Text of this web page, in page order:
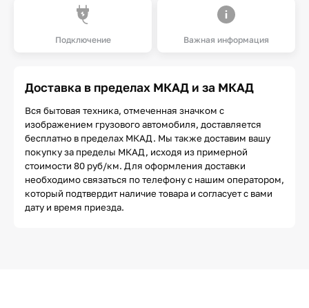
Подключение Важная информация
Доставка в пределах МКАД и за МКАД
Вся бытовая техника, отмеченная значком с
изображением грузового автомобиля, доставляется
бесплатно в пределах МКАД. Мы также доставим вашу
покупку за пределы МКАД, исходя из примерной
стоимости 80 руб/км. Для оформления доставки
необходимо связаться по телефону с нашим оператором,
который подтвердит наличие товара и согласует с вами
дату и время приезда.